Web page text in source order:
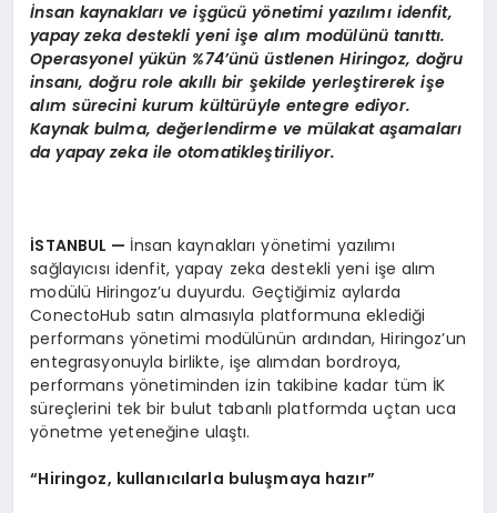
İnsan kaynaklarıve işgücüyönetimi yazılımı idenfit,
yapay zeka destekli yeni işe alım modülünü tanıttı.
Operasyonel yükün %74’ünü üstlenen Hiringoz, doğru
insanı, doğru role akıllıbir şekilde yerleştirerek işe
alım sürecini kurum kültürüyle entegre ediyor.
Kaynak bulma, değerlendirme ve mülakat aşamaları
da yapay zeka ile otomatikleştiriliyor.
İSTANBUL — İnsan kaynakları yönetimi yazılımı
sağlayıcısı idenfit, yapay zeka destekli yeni işe alım
modülü Hiringoz’u duyurdu. Geçtiğimiz aylarda
ConectoHub satın almasıyla platformuna eklediği
performans yönetimi modülünün ardından, Hiringoz’un
entegrasyonuyla birlikte, işe alımdan bordroya,
performans yönetiminden izin takibine kadar tüm İK
süreçlerini tek bir bulut tabanlı platformda uçtan uca
yönetme yeteneğine ulaştı.
“Hiringoz, kullanıcılarla buluşmaya hazır”